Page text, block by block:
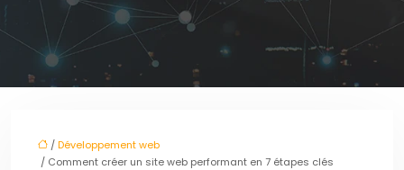
/Développement web
/ Comment créer un site web performant en 7 étapes clés